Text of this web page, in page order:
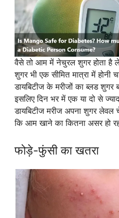
वैसे तो आम में नेचुरल शुगर होता है
शुगर भी एक सीमित मात्रा में होनी
डायबिटीज के मरीजों का ब्लड
इसलिए दिन भर में एक या दो से
डायबिटीज मरीज अपना शुगर
कि आम खाने का कितना असर हो
फोड़े-फुंसी का खतरा